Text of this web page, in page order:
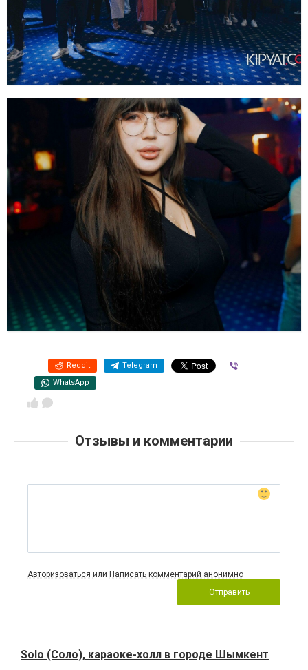
Reddit Telegram
WhatsApp
Отзывы и комментарии
Авторизоваться или Написать комментарий анонимно
Отправить
Solo (Соло), караоке-холл в городе Шымкент